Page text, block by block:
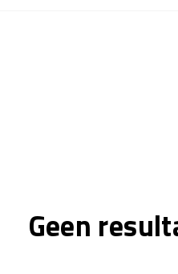
Geen